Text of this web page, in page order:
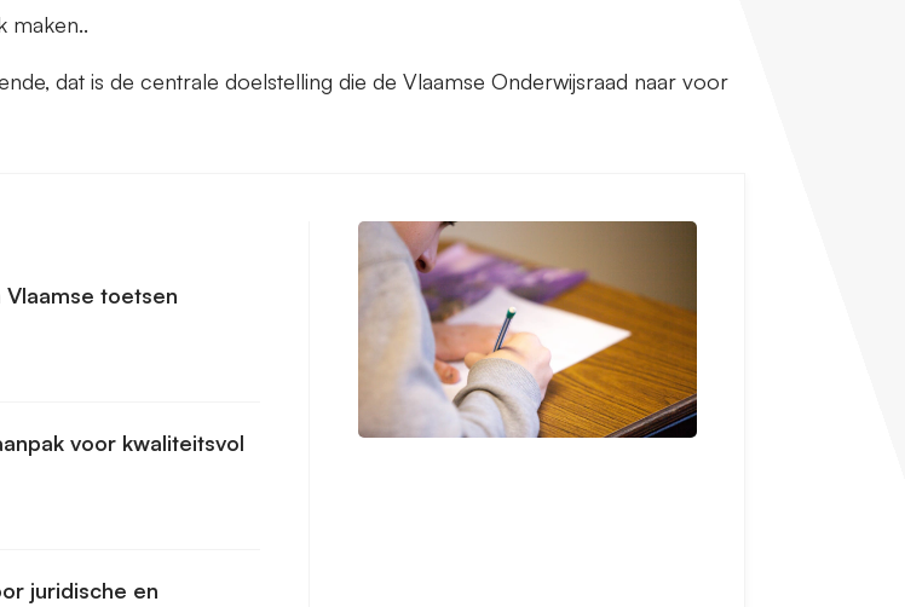
maken..
dat is de centrale doelstelling die de Vlaamse Onderwijsraad naar voor
Vlaamse toetsen
voor kwaliteitsvol
juridische en